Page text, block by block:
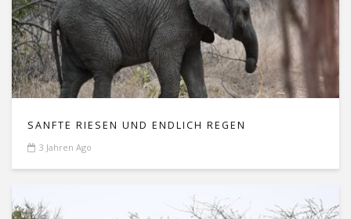
SANFTE RIESEN UND ENDLICH REGEN
3 Jahren Ago